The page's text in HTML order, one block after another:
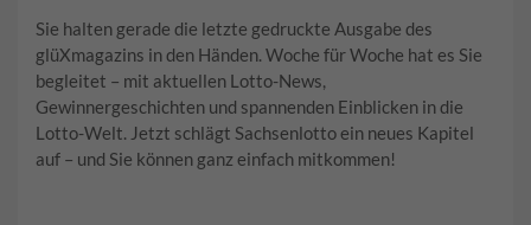
Sie halten gerade die letzte gedruckte Ausgabe des
glüXmagazins in den Händen. Woche für Woche hat es Sie
begleitet – mit aktuellen Lotto-News,
Gewinnergeschichten und spannenden Einblicken in die
Lotto-Welt. Jetzt schlägt Sachsenlotto ein neues Kapitel
auf – und Sie können ganz einfach mitkommen!